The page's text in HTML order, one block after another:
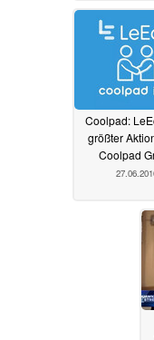
Coolpad:
größter
Coolpad